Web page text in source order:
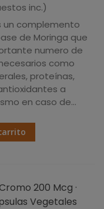
inc.)
un complemento
de Moringa que
numero de
como
proteínas,
a
en caso de...
200 Mcg ·
Vegetales